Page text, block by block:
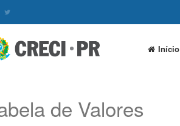
Início
de Valores